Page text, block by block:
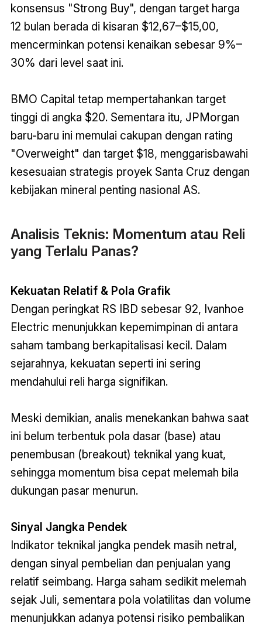
konsensus "Strong Buy", dengan target harga
12 bulan berada di kisaran $12,67–$15,00,
mencerminkan potensi kenaikan sebesar 9%–
30% dari level saat ini.
BMO Capital tetap mempertahankan target
tinggi di angka $20. Sementara itu, JPMorgan
baru-baru ini memulai cakupan dengan rating
"Overweight" dan target $18, menggarisbawahi
kesesuaian strategis proyek Santa Cruz dengan
kebijakan mineral penting nasional AS.
Analisis Teknis: Momentum atau Reli
yang Terlalu Panas?
Kekuatan Relatif & Pola Grafik
Dengan peringkat RS IBD sebesar 92, Ivanhoe
Electric menunjukkan kepemimpinan di antara
saham tambang berkapitalisasi kecil. Dalam
sejarahnya, kekuatan seperti ini sering
mendahului reli harga signifikan.
Meski demikian, analis menekankan bahwa saat
ini belum terbentuk pola dasar (base) atau
penembusan (breakout) teknikal yang kuat,
sehingga momentum bisa cepat melemah bila
dukungan pasar menurun.
Sinyal Jangka Pendek
Indikator teknikal jangka pendek masih netral,
dengan sinyal pembelian dan penjualan yang
relatif seimbang. Harga saham sedikit melemah
sejak Juli, sementara pola volatilitas dan volume
menunjukkan adanya potensi risiko pembalikan